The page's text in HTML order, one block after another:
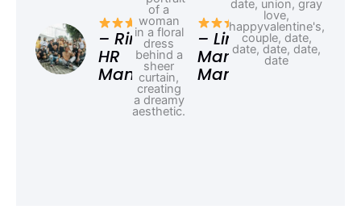
– Rina,
HR
Manager
– Linda,
Marketing
Manager